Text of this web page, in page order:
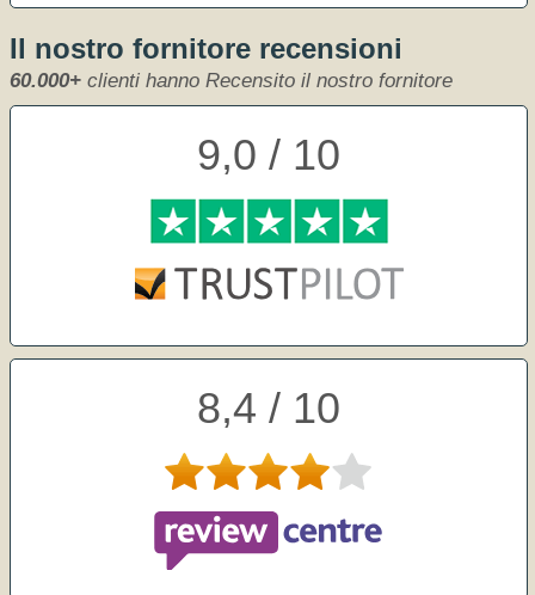
Il nostro fornitore recensioni
60.000+ clienti hanno Recensito il nostro fornitore
9,0 / 10
8,4 / 10